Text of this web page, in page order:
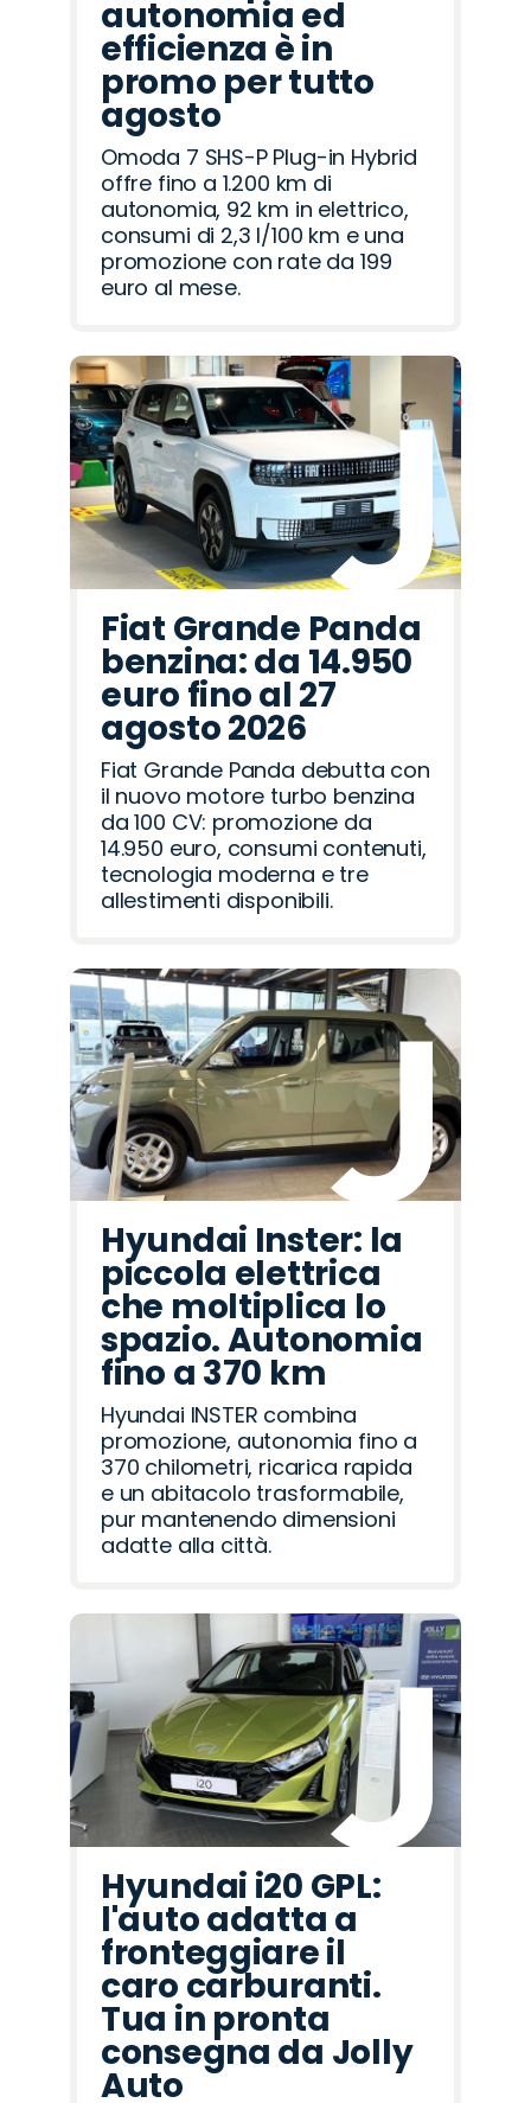
autonomia ed
efficienza è in
promo per tutto
agosto
Omoda 7 SHS-P Plug-in Hybrid
offre fino a 1.200 km di
autonomia, 92 km in elettrico,
consumi di 2,3 l/100 km e una
promozione con rate da 199
euro al mese.
Fiat Grande Panda
benzina: da 14.950
euro fino al 27
agosto 2026
Fiat Grande Panda debutta con
il nuovo motore turbo benzina
da 100 CV: promozione da
14.950 euro, consumi contenuti,
tecnologia moderna e tre
allestimenti disponibili.
Hyundai Inster: la
piccola elettrica
che moltiplica lo
spazio. Autonomia
fino a 370 km
Hyundai INSTER combina
promozione, autonomia fino a
370 chilometri, ricarica rapida
e un abitacolo trasformabile,
pur mantenendo dimensioni
adatte alla città.
Hyundai i20 GPL:
l'auto adatta a
fronteggiare il
caro carburanti.
Tua in pronta
consegna da Jolly
Auto